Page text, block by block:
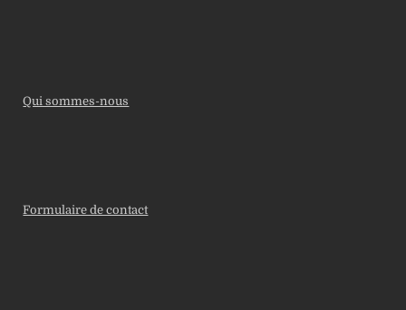
Qui sommes-nous
Formulaire de contact